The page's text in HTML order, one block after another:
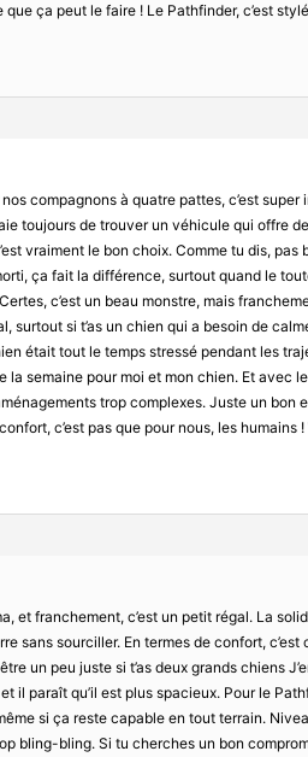
ça peut le faire ! Le Pathfinder, c’est
compagnons à quatre pattes, c’est super
toujours de trouver un véhicule qui offre
vraiment le bon choix. Comme tu dis,
ça fait la différence, surtout quand le
c’est un beau monstre, mais
surtout si t’as un chien qui a besoin de
était tout le temps stressé pendant les
la semaine pour moi et mon chien. Et avec
trop complexes. Juste un bon
c’est pas que pour nous, les humains
et franchement, c’est un petit régal. La
sans sourciller. En termes de confort,
un peu juste si t’as deux grands chiens
il paraît qu’il est plus spacieux. Pour le
si ça reste capable en tout terrain.
bling-bling. Si tu cherches un bon